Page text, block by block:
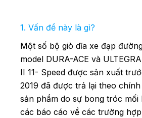
1. Vấn đề này là gì?
Một số bộ giò dĩa xe đạp
model DURA-ACE và
II 11- Speed được sản xuất
2019 đã được trả lại theo
sản phẩm do sự bong tróc mối
các báo cáo về các trường